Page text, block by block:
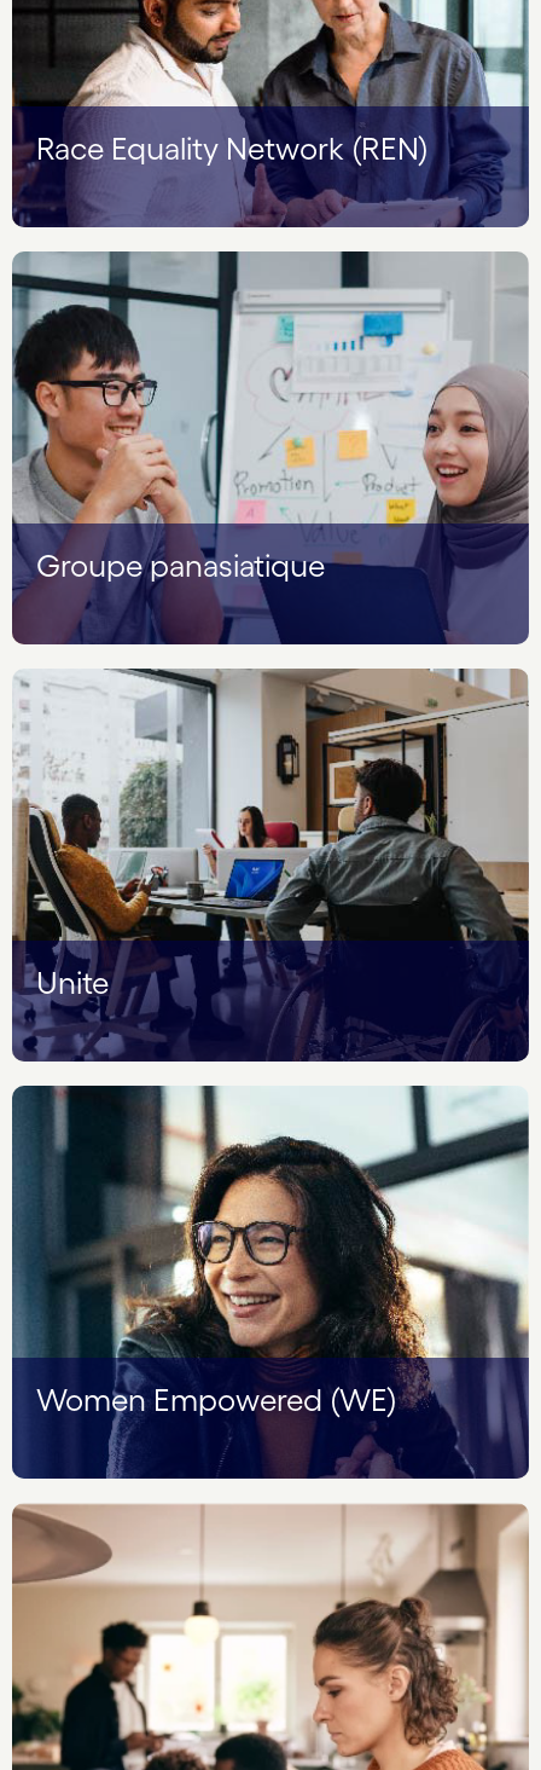
Race Equality Network (REN)
Groupe panasiatique
Unite
Women Empowered (WE)